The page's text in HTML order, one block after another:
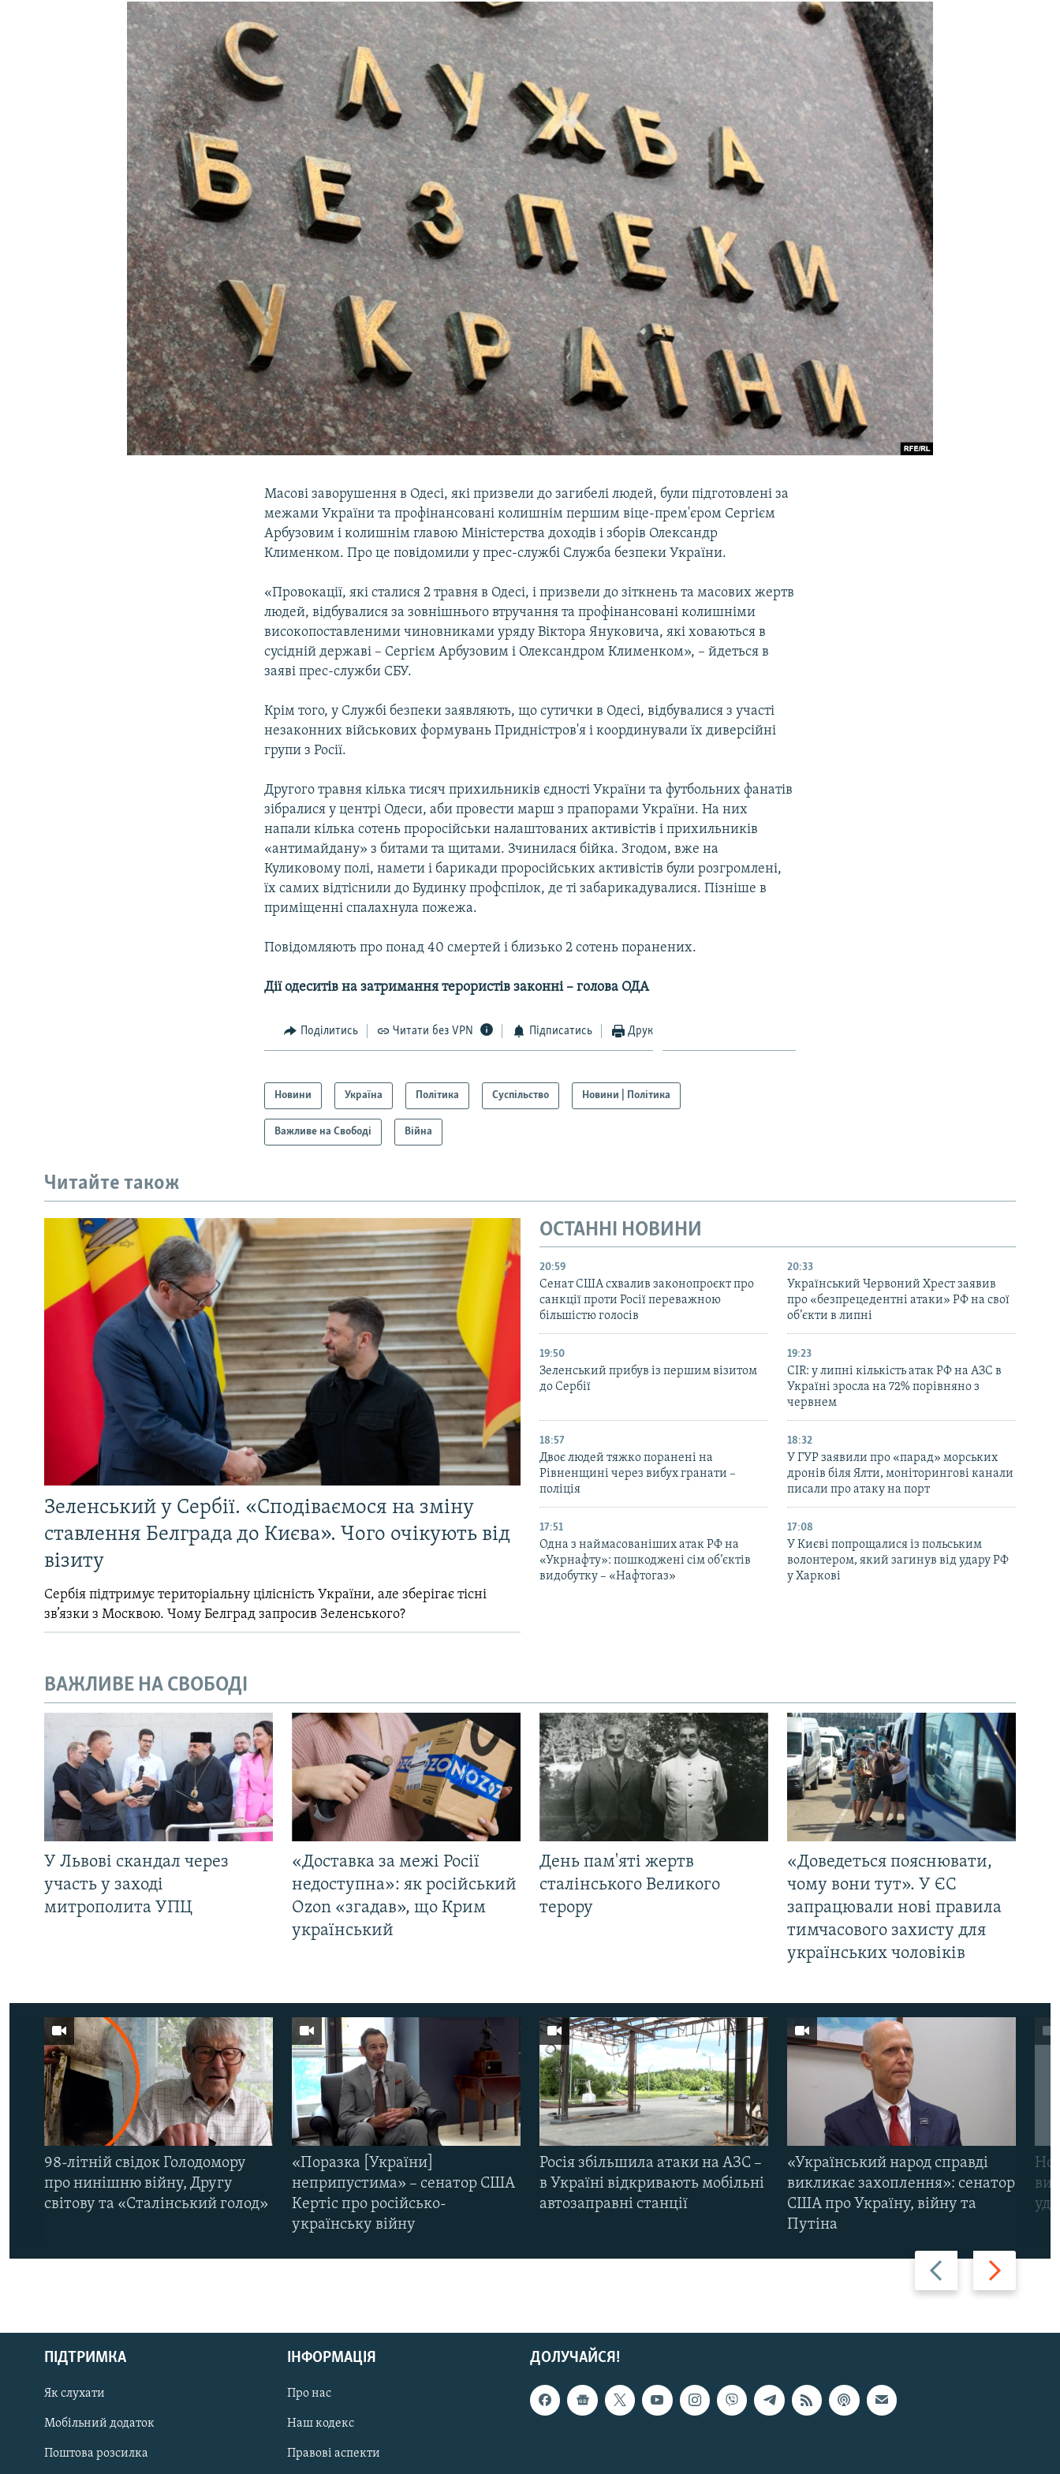
РУС
ДОЛУЧАЙСЯ!
Масові заворушення в Одесі, які призвели до загибелі людей, були підготовлені за
межами України та профінансовані колишнім першим віце-прем'єром Сергієм
Арбузовим і колишнім главою Міністерства доходів і зборів Олександр
Клименком. Про це повідомили у прес-службі Служба безпеки України.
«Провокації, які сталися 2 травня в Одесі, і призвели до зіткнень та масових жертв
людей, відбувалися за зовнішнього втручання та профінансовані колишніми
високопоставленими чиновниками уряду Віктора Януковича, які ховаються в
сусідній державі – Сергієм Арбузовим і Олександром Клименком», – йдеться в
заяві прес-служби СБУ.
Крім того, у Службі безпеки заявляють, що сутички в Одесі, відбувалися з участі
незаконних військових формувань Придністров'я і координували їх диверсійні
групи з Росії.
Другого травня кілька тисяч прихильників єдності України та футбольних фанатів
зібралися у центрі Одеси, аби провести марш з прапорами України. На них
напали кілька сотень проросійськи налаштованих активістів і прихильників
«антимайдану» з битами та щитами. Зчинилася бійка. Згодом, вже на
Куликовому полі, намети і барикади проросійських активістів були розгромлені,
їх самих відтіснили до Будинку профспілок, де ті забарикадувалися. Пізніше в
приміщенні спалахнула пожежа.
Повідомляють про понад 40 смертей і близько 2 сотень поранених.
Дії одеситів на затримання терористів законні – голова ОДА
Поділитись Читати без VPN Підписатись Друк
Новини Україна Політика Суспільство Новини | Політика
Важливе на Свободі Війна
Читайте також
Зеленський у Сербії. «Сподіваємося на зміну
ставлення Белграда до Києва». Чого очікують від
візиту
Сербія підтримує територіальну цілісність України, але зберігає тісні
зв’язки з Москвою. Чому Белград запросив Зеленського?
ОСТАННІ НОВИНИ
20:59
Cенат США схвалив законопроєкт про
санкції проти Росії переважною
більшістю голосів
20:33
Український Червоний Хрест заявив
про «безпрецедентні атаки» РФ на свої
об’єкти в липні
19:50
Зеленський прибув із першим візитом
до Сербії
19:23
CIR: у липні кількість атак РФ на АЗС в
Україні зросла на 72% порівняно з
червнем
18:57
Двоє людей тяжко поранені на
Рівненщині через вибух гранати –
поліція
18:32
У ГУР заявили про «парад» морських
дронів біля Ялти, моніторингові канали
писали про атаку на порт
17:51
Одна з наймасованіших атак РФ на
«Укрнафту»: пошкоджені сім об’єктів
видобутку – «Нафтогаз»
17:08
У Києві попрощалися із польським
волонтером, який загинув від удару РФ
у Харкові
ВАЖЛИВЕ НА СВОБОДІ
У Львові скандал через
участь у заході
митрополита УПЦ
«Доставка за межі Росії
недоступна»: як російський
Ozon «згадав», що Крим
український
День пам'яті жертв
сталінського Великого
терору
«Доведеться пояснювати,
чому вони тут». У ЄС
запрацювали нові правила
тимчасового захисту для
українських чоловіків
Назад Вперед
98-літній свідок Голодомору
про нинішню війну, Другу
світову та «Сталінський голод»
«Поразка [України]
неприпустима» – сенатор США
Кертіс про російсько-
українську війну
Росія збільшила атаки на АЗС –
в Україні відкривають мобільні
автозаправні станції
«Український народ справді
викликає захоплення»: сенатор
США про Україну, війну та
Путіна
ДОЛУЧАЙСЯ!
ПІДТРИМКА
Як слухати
Мобільний додаток
Поштова розсилка
ІНФОРМАЦІЯ
Про нас
Наш кодекс
Правові аспекти